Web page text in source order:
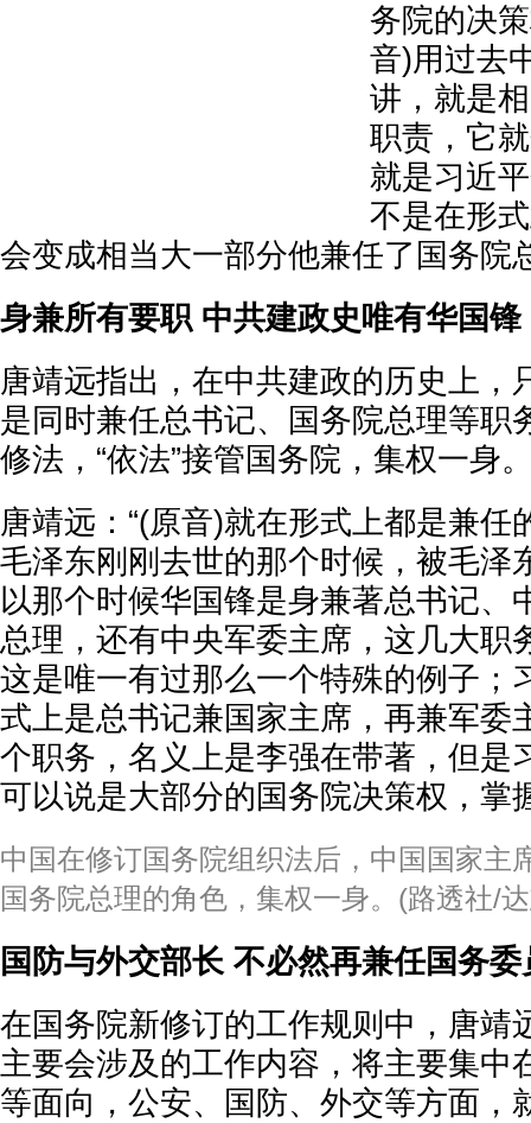
务院的决
音)用过去
讲，就是
职责，它
就是习近
不是在形
会变成相当大一部分他兼任了国务院
身兼所有要职 中共建政史唯有华国锋
唐靖远指出，在中共建政的历史上，
是同时兼任总书记、国务院总理等职
修法，“依法”接管国务院，集权一身
唐靖远：“(原音)就在形式上都是兼任
毛泽东刚刚去世的那个时候，被毛泽
以那个时候华国锋是身兼著总书记、
总理，还有中央军委主席，这几大职
这是唯一有过那么一个特殊的例子；
式上是总书记兼国家主席，再兼军委
个职务，名义上是李强在带著，但是
可以说是大部分的国务院决策权，掌
中国在修订国务院组织法后，中国国家主
国务院总理的角色，集权一身。(路透社/
国防与外交部长 不必然再兼任国务委
在国务院新修订的工作规则中，唐靖
主要会涉及的工作内容，将主要集中
等面向，公安、国防、外交等方面，